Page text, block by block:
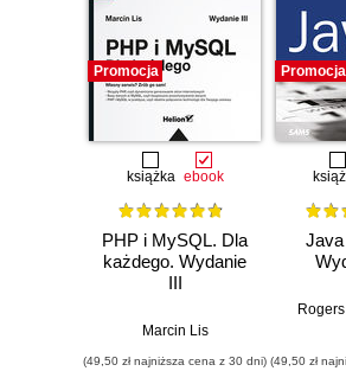
Promocja
książka ebook
PHP i MySQL. Dla
każdego. Wydanie
III
Marcin Lis
(49,50 zł najniższa cena z 30 dni)
Promocja
(49,50 zł